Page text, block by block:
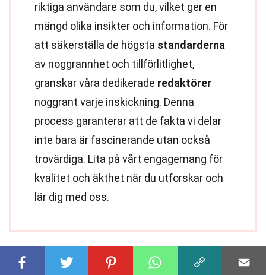
riktiga användare som du, vilket ger en
mängd olika insikter och information. För
att säkerställa de högsta standarderna
av noggrannhet och tillförlitlighet,
granskar våra dedikerade redaktörer
noggrant varje inskickning. Denna
process garanterar att de fakta vi delar
inte bara är fascinerande utan också
trovärdiga. Lita på vårt engagemang för
kvalitet och äkthet när du utforskar och
lär dig med oss.
Dela denna fakta: